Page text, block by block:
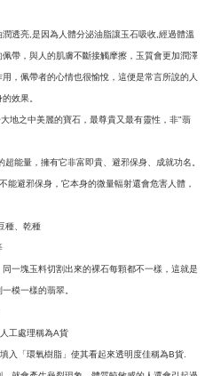
潤透亮 是因為人體分泌油脂讓玉石吸收 經過體溫
帶，與人的肌膚不斷接觸摩擦，玉質會更加潤澤
，佩帶者的心情也很愉悅，這便是常言所說的人
效果。
地之中美麗的寶石，最尊貴又最有靈性，非"翡
能量，擁有它非富即貴、避邪保身、成就功名。
能避邪保身，它本身的微量輻射還會危害人體，
種、乾種
一塊玉料切割出來的裸石每顆都不一樣，這就是
模一樣的翡翠。
工處理稱為A貨
入「環氧樹脂」使其看起來透明度佳稱為B貨